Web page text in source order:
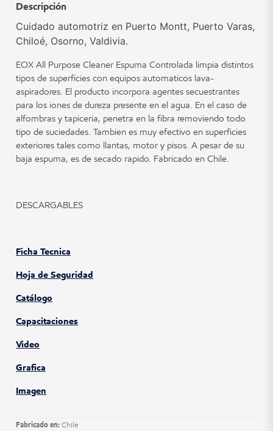
Descripción
Cuidado automotriz en Puerto Montt, Puerto Varas,
Chiloé, Osorno, Valdivia.
EOX All Purpose Cleaner Espuma Controlada limpia distintos
tipos de superficies con equipos automaticos lava-
aspiradores. El producto incorpora agentes secuestrantes
para los iones de dureza presente en el agua. En el caso de
alfombras y tapiceria, penetra en la fibra removiendo todo
tipo de suciedades. Tambien es muy efectivo en superficies
exteriores tales como llantas, motor y pisos. A pesar de su
baja espuma, es de secado rapido. Fabricado en Chile.
DESCARGABLES
Ficha Tecnica
Hoja de Seguridad
Catálogo
Capacitaciones
Video
Grafica
Imagen
Fabricado en: Chile